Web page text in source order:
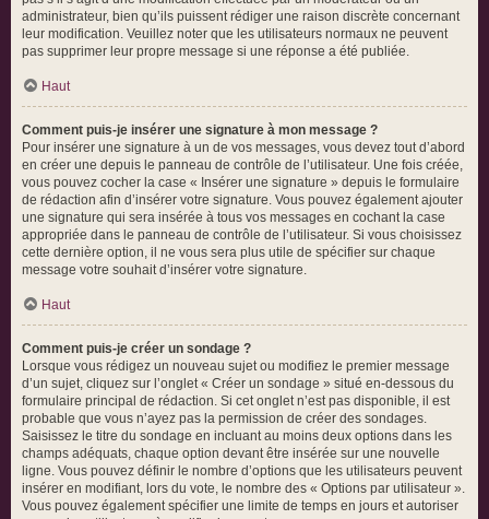
administrateur, bien qu’ils puissent rédiger une raison discrète concernant
leur modification. Veuillez noter que les utilisateurs normaux ne peuvent
pas supprimer leur propre message si une réponse a été publiée.
Haut
Comment puis-je insérer une signature à mon message ?
Pour insérer une signature à un de vos messages, vous devez tout d’abord
en créer une depuis le panneau de contrôle de l’utilisateur. Une fois créée,
vous pouvez cocher la case « Insérer une signature » depuis le formulaire
de rédaction afin d’insérer votre signature. Vous pouvez également ajouter
une signature qui sera insérée à tous vos messages en cochant la case
appropriée dans le panneau de contrôle de l’utilisateur. Si vous choisissez
cette dernière option, il ne vous sera plus utile de spécifier sur chaque
message votre souhait d’insérer votre signature.
Haut
Comment puis-je créer un sondage ?
Lorsque vous rédigez un nouveau sujet ou modifiez le premier message
d’un sujet, cliquez sur l’onglet « Créer un sondage » situé en-dessous du
formulaire principal de rédaction. Si cet onglet n’est pas disponible, il est
probable que vous n’ayez pas la permission de créer des sondages.
Saisissez le titre du sondage en incluant au moins deux options dans les
champs adéquats, chaque option devant être insérée sur une nouvelle
ligne. Vous pouvez définir le nombre d’options que les utilisateurs peuvent
insérer en modifiant, lors du vote, le nombre des « Options par utilisateur ».
Vous pouvez également spécifier une limite de temps en jours et autoriser